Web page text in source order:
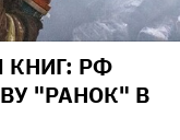
РФ
"РАНОК" В